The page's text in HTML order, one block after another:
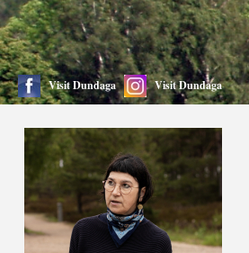
Visit Dundaga Visit Dundaga